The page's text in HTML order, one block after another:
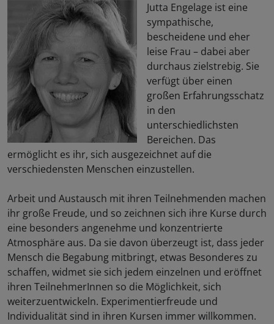
Jutta Engelage ist eine
sympathische,
bescheidene und eher
leise Frau – dabei aber
durchaus zielstrebig. Sie
verfügt über einen
großen Erfahrungsschatz
in den
unterschiedlichsten
Bereichen. Das
ermöglicht es ihr, sich ausgezeichnet auf die
verschiedensten Menschen einzustellen.
Arbeit und Austausch mit ihren Teilnehmenden machen
ihr große Freude, und so zeichnen sich ihre Kurse durch
eine besonders angenehme und konzentrierte
Atmosphäre aus. Da sie davon überzeugt ist, dass jeder
Mensch die Begabung mitbringt, etwas Besonderes zu
schaffen, widmet sie sich jedem einzelnen und eröffnet
ihren TeilnehmerInnen so die Möglichkeit, sich
weiterzuentwickeln. Experimentierfreude und
Individualität sind in ihren Kursen immer willkommen.